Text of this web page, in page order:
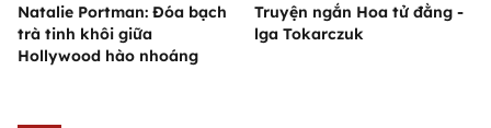
Natalie Portman: Đóa bạch
trà tinh khôi giữa
Hollywood hào nhoáng
Truyện ngắn Hoa tử đằng -
lga Tokarczuk